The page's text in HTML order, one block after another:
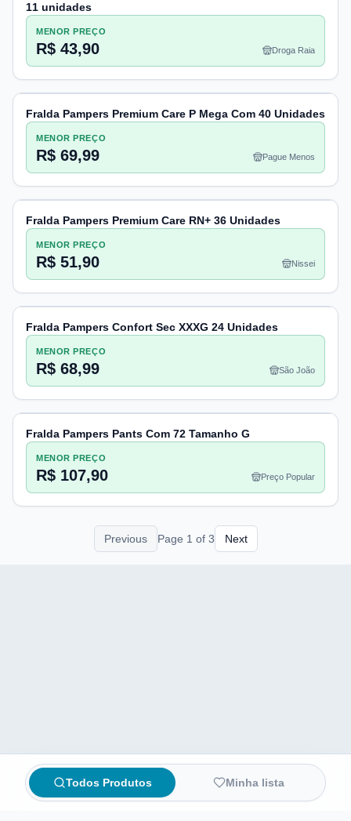
11 unidades
MENOR PREÇO
R$ 43,90 Droga Raia
Fralda Pampers Premium Care P Mega Com 40 Unidades
MENOR PREÇO
R$ 69,99 Pague Menos
Fralda Pampers Premium Care RN+ 36 Unidades
MENOR PREÇO
R$ 51,90 Nissei
Fralda Pampers Confort Sec XXXG 24 Unidades
MENOR PREÇO
R$ 68,99 São João
Fralda Pampers Pants Com 72 Tamanho G
MENOR PREÇO
R$ 107,90 Preço Popular
Previous Page 1 of 3 Next
Todos Produtos Minha lista